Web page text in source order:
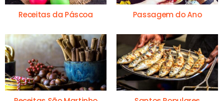
Receitas da Páscoa Passagem do Ano